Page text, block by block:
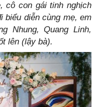
cô con gái tinh nghịch
biểu diễn cùng mẹ, em
Nhung, Quang Linh,
lên (lậy bà).